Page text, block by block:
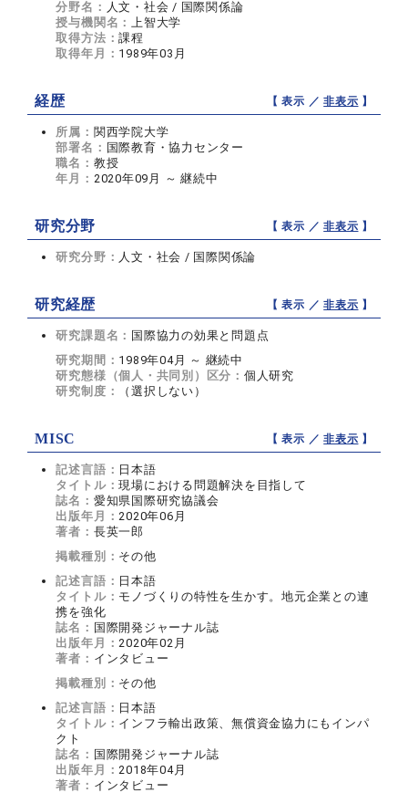
分野名： 人文・社会 / 国際関係論
授与機関名：
上智大学
取得方法：課程
取得年月： 1989年03月
経歴 【 表示 ／非表示 】
所属： 関西学院大学
部署名： 国際教育・協力センター
職名： 教授
年月： 2020年09月 ～ 継続中
研究分野 【 表示 ／非表示 】
研究分野： 人文・社会 / 国際関係論
研究経歴 【 表示 ／非表示 】
研究課題名： 国際協力の効果と問題点
研究期間： 1989年04月 ～ 継続中
研究態様（個人・共同別）区分： 個人研究
研究制度：
（選択しない）
MISC 【 表示 ／非表示 】
記述言語： 日本語
タイトル：現場における問題解決を目指して
誌名： 愛知県国際研究協議会
出版年月： 2020年06月
著者： 長英一郎
掲載種別： その他
記述言語： 日本語
タイトル： モノづくりの特性を生かす。地元企業との連
携を強化
誌名： 国際開発ジャーナル誌
出版年月： 2020年02月
著者： インタビュー
掲載種別： その他
記述言語： 日本語
タイトル： インフラ輸出政策、無償資金協力にもインパ
クト
誌名： 国際開発ジャーナル誌
出版年月： 2018年04月
著者： インタビュー